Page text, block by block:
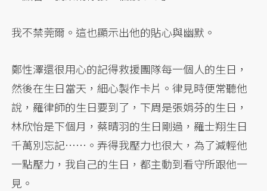
我不禁莞爾。這也顯示出他的貼心與幽默。
鄭性澤還很用心的記得救援團隊每一個人的生日，
然後在生日當天，細心製作卡片。律見時便常聽他
說，羅律師的生日要到了，下周是張娟芬的生日，
林欣怡是下個月，蔡晴羽的生日剛過，羅士翔生日
千萬別忘記……。弄得我壓力也很大，為了減輕他
一點壓力，我自己的生日，都主動到看守所跟他一
見。